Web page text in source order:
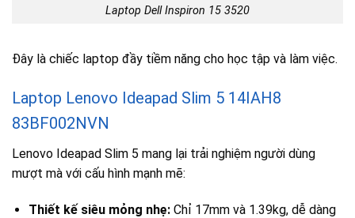
Laptop Dell Inspiron 15 3520
Đây là chiếc laptop đầy tiềm năng cho học tập và làm việc.
Laptop Lenovo Ideapad Slim 5 14IAH8
83BF002NVN
Lenovo Ideapad Slim 5 mang lại trải nghiệm người dùng
mượt mà với cấu hình mạnh mẽ:
Thiết kế siêu mỏng nhẹ:Chỉ 17mm và 1.39kg, dễ dàng